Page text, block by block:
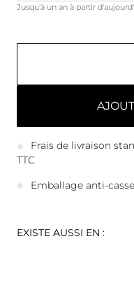
Jusqu'à un an à partir
Frais de livraison
TTC
Emballage anti-
EXISTE AUSSI EN :